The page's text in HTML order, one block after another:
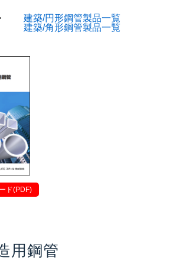
建築/円形鋼管製品一覧
建築/角形鋼管製品一覧
ド(PDF)
用鋼管